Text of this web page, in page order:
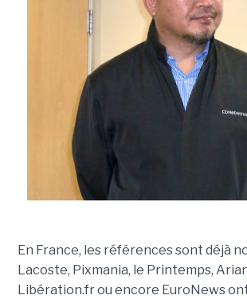
En France, les références sont déjà
Lacoste, Pixmania, le Printemps,
Libération.fr ou encore EuroNews